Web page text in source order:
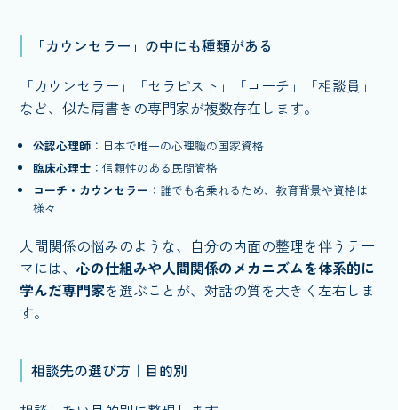
「カウンセラー」の中にも種類がある
「カウンセラー」「セラピスト」「コーチ」「相談員」
など、似た肩書きの専門家が複数存在します。
公認心理師 ：日本で唯一の心理職の国家資格
臨床心理士 ：信頼性のある民間資格
コーチ・カウンセラー ：誰でも名乗れるため、教育背景や資格は
様々
人間関係の悩みのような、自分の内面の整理を伴うテー
マには、心の仕組みや人間関係のメカニズムを体系的に
学んだ専門家を選ぶことが、対話の質を大きく左右しま
す。
相談先の選び方｜目的別